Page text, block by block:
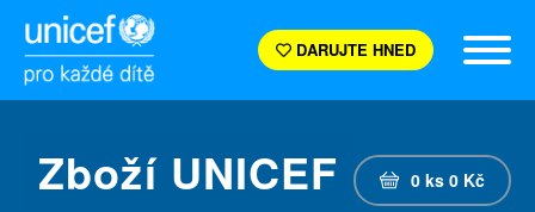
DARUJTE HNED
Zboží UNICEF 0 ks 0 Kč